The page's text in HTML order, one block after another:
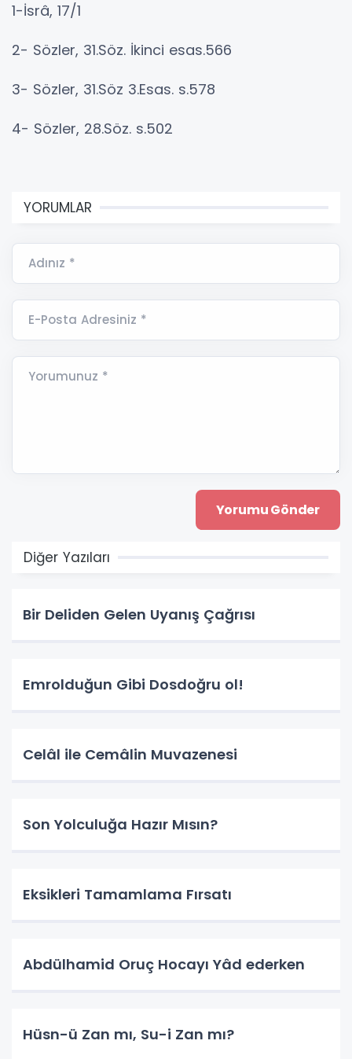
1-İsrâ, 17/1
2- Sözler, 31.Söz. İkinci esas.566
3- Sözler, 31.Söz 3.Esas. s.578
4- Sözler, 28.Söz. s.502
YORUMLAR
Adınız *
E-Posta Adresiniz *
Yorumunuz *
Diğer Yazıları
Bir Deliden Gelen Uyanış Çağrısı
Emrolduğun Gibi Dosdoğru ol!
Celâl ile Cemâlin Muvazenesi
Son Yolculuğa Hazır Mısın?
Eksikleri Tamamlama Fırsatı
Abdülhamid Oruç Hocayı Yâd ederken
Hüsn-ü Zan mı, Su-i Zan mı?